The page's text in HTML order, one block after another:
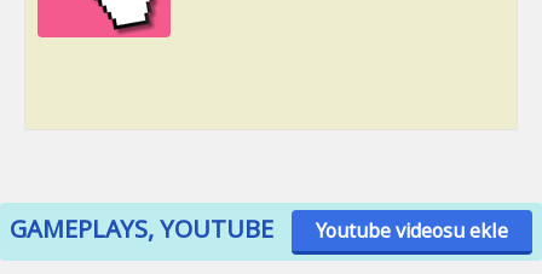
GAMEPLAYS, YOUTUBE Youtube videosu ekle